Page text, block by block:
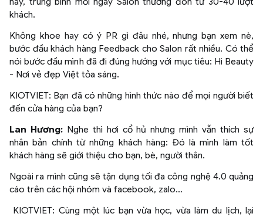
khách.
Không khoe hay có ý PR gì đâu nhé, nhưng bạn xem nè,
bước đầu khách hàng Feedback cho Salon rất nhiều. Có thể
nói bước đầu mình đã đi đúng hướng với mục tiêu: Hi Beauty
- Nơi vẻ đẹp Việt tỏa sáng.
KIOTVIET: Bạn đã có những hình thức nào để mọi người biết
đến cửa hàng của bạn?
Lan Hương: Nghe thì hơi cổ hủ nhưng mình vẫn thích sự
nhân bản chính từ những khách hàng: Đó là mình làm tốt
khách hàng sẽ giới thiệu cho bạn, bè, người thân.
Ngoài ra mình cũng sẽ tận dụng tối đa công nghệ 4.0 quảng
cáo trên các hội nhóm và facebook, zalo…
KIOTVIET: Cùng một lúc bạn vừa học, vừa làm du lịch, lại